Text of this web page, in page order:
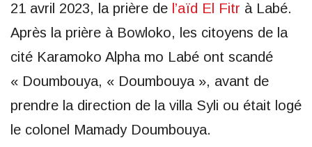
21 avril 2023, la prière de l’aïd El Fitr à Labé.
Après la prière à Bowloko, les citoyens de la
cité Karamoko Alpha mo Labé ont scandé
« Doumbouya, « Doumbouya », avant de
prendre la direction de la villa Syli ou était logé
le colonel Mamady Doumbouya.